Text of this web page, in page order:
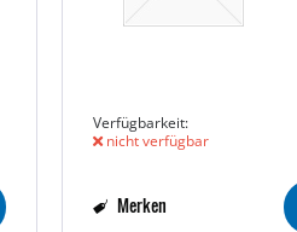
Verfügbarkeit:
nicht verfügbar
Merken